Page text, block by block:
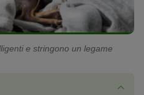
e stringono un legame